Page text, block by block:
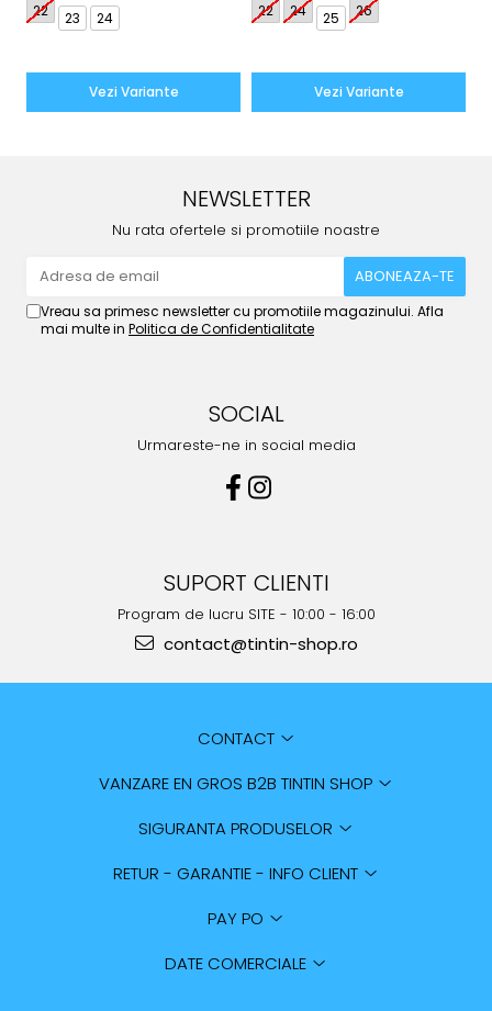
22 23 24
Vezi Variante
22 24 25 26
Vezi Variante
NEWSLETTER
Nu rata ofertele si promotiile noastre
Vreau sa primesc newsletter cu promotiile magazinului. Afla
mai multe in Politica de Confidentialitate
SOCIAL
Urmareste-ne in social media
SUPORT CLIENTI
Program de lucru SITE - 10:00 - 16:00
contact@tintin-shop.ro
CONTACT
VANZARE EN GROS B2B TINTIN SHOP
SIGURANTA PRODUSELOR
RETUR - GARANTIE - INFO CLIENT
PAY PO
DATE COMERCIALE